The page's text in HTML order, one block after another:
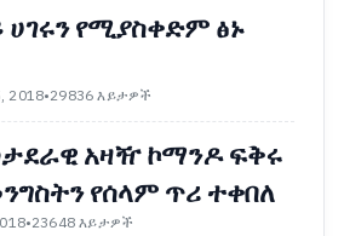
ሀገሩን የሚያስቀድም ፅኑ
•29836 እይታዎች
አዛዥ ኮማንዶ ፍቅሩ
የሰላም ጥሪ ተቀበለ
•23648 እይታዎች